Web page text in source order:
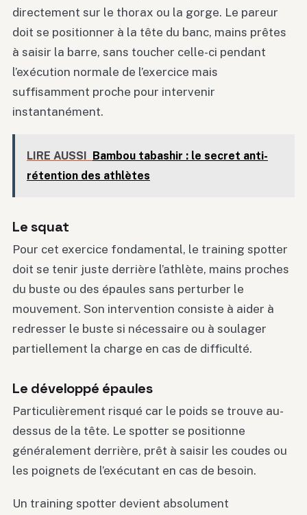
directement sur le thorax ou la gorge. Le pareur
doit se positionner à la tête du banc, mains prêtes
à saisir la barre, sans toucher celle-ci pendant
l’exécution normale de l’exercice mais
suffisamment proche pour intervenir
instantanément.
LIRE AUSSI
Bambou tabashir : le secret anti-
rétention des athlètes
Le squat
Pour cet exercice fondamental, le training spotter
doit se tenir juste derrière l’athlète, mains proches
du buste ou des épaules sans perturber le
mouvement. Son intervention consiste à aider à
redresser le buste si nécessaire ou à soulager
partiellement la charge en cas de difficulté.
Le développé épaules
Particulièrement risqué car le poids se trouve au-
dessus de la tête. Le spotter se positionne
généralement derrière, prêt à saisir les coudes ou
les poignets de l’exécutant en cas de besoin.
Un training spotter devient absolument